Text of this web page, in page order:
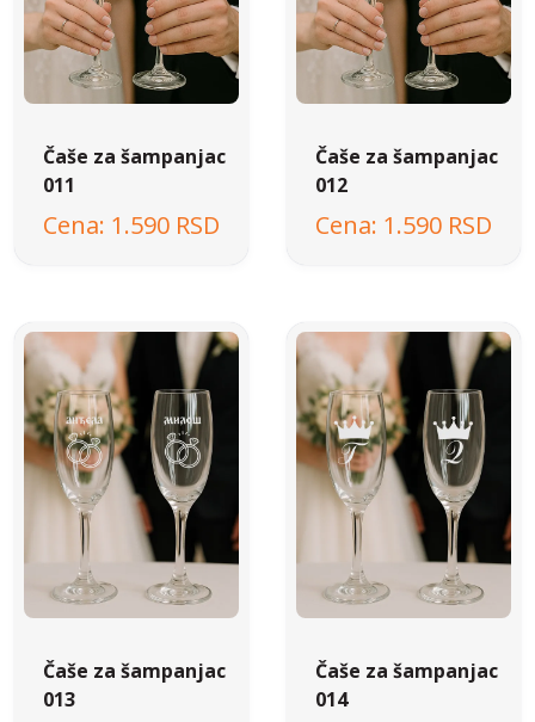
Čaše za šampanjac
011
1.590 RSD
Čaše za šampanjac
012
1.590 RSD
Čaše za šampanjac
013
Čaše za šampanjac
014